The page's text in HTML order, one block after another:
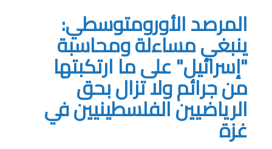
المرصد الأورومتوسطي:
ينبغي مساءلة ومحاسبة
"إسرائيل" على ما ارتكبتها
من جرائم ولا تزال بحق
الرياضيين الفلسطينيين في
غزة